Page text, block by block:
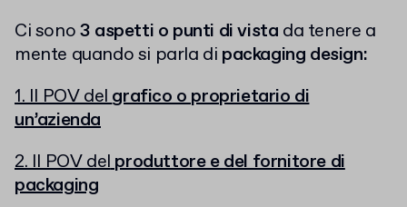
Ci sono3 aspetti o punti di vista da tenere a
mente quando si parla di packaging design:
1. Il POV delgrafico o proprietario di
un’azienda
2. Il POV delproduttore e del fornitore di
packaging